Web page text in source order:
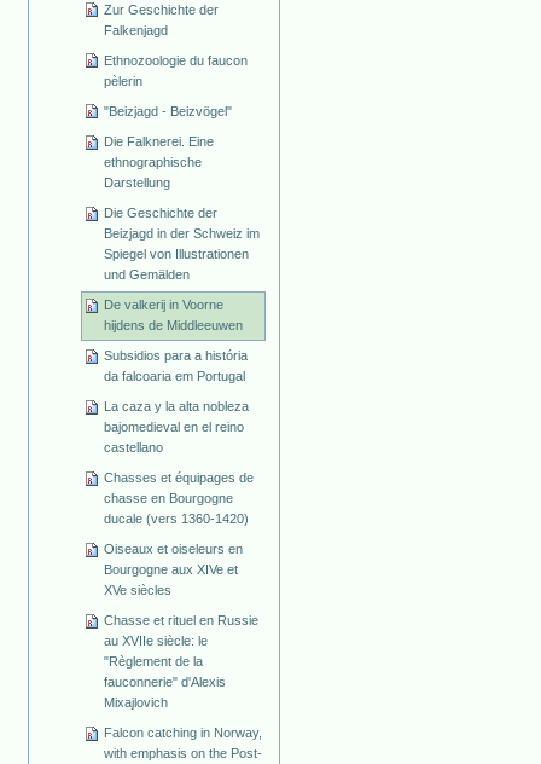
Zur Geschichte der
Falkenjagd
Ethnozoologie du faucon
pèlerin
"Beizjagd - Beizvögel"
Die Falknerei. Eine
ethnographische
Darstellung
Die Geschichte der
Beizjagd in der Schweiz im
Spiegel von Illustrationen
und Gemälden
De valkerij in Voorne
hijdens de Middleeuwen
Subsidios para a história
da falcoaria em Portugal
La caza y la alta nobleza
bajomedieval en el reino
castellano
Chasses et équipages de
chasse en Bourgogne
ducale (vers 1360-1420)
Oiseaux et oiseleurs en
Bourgogne aux XIVe et
XVe siècles
Chasse et rituel en Russie
au XVIIe siècle: le
"Règlement de la
fauconnerie" d'Alexis
Mixajlovich
Falcon catching in Norway,
with emphasis on the Post-